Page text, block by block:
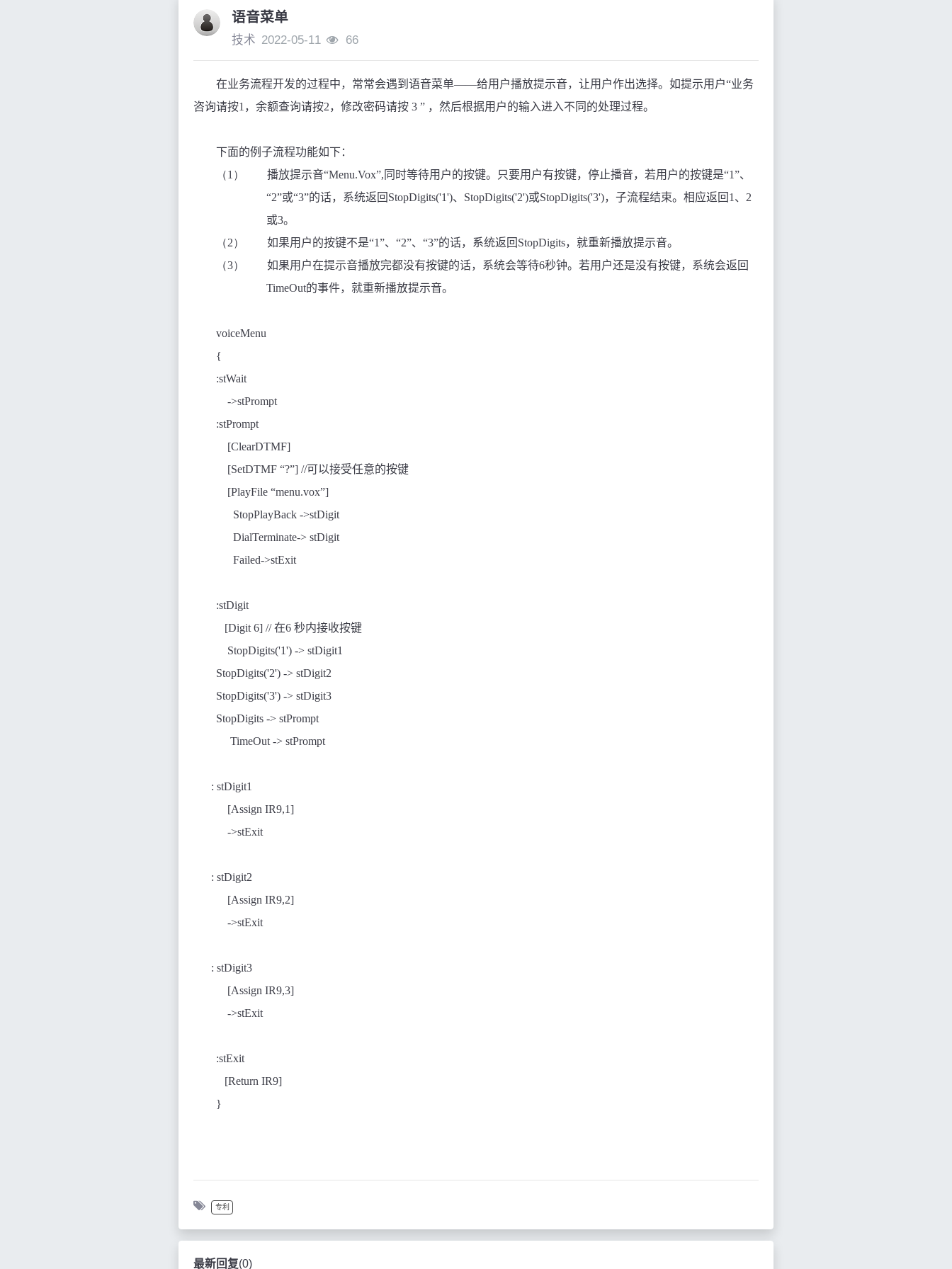
语音菜单
技术 2022-05-11 66
在业务流程开发的过程中，常常会遇到语音菜单——给用户播放提示音，让用户作出选择。如提示用户“业务
咨询请按1 ，余额查询请按2，修改密码请按 3 ” ，然后根据用户的输入进入不同的处理过程。
下面的例子流程功能如下：
（1）
播放提示音“Menu.Vox”, 同时等待用户的按键。只要用户有按键，停止播音，若用户的按键是“1”、
“2”或“3”的话，系统返回 StopDigits('1')、 StopDigits('2')或StopDigits('3')， 子流程结束。相应返回 1 、 2
或3。
（2）
如果用户的按键不是“1”、“2”、“3”的话，系统返回 StopDigits， 就重新播放提示音。
（3）
如果用户在提示音播放完都没有按键的话，系统会等待6秒钟。若用户还是没有按键，系统会返回
TimeOut的事件，就重新播放提示音。
voiceMenu
{
:stWait
->stPrompt
:stPrompt
[ClearDTMF]
[SetDTMF “?”] //可以接受任意的按键
[PlayFile “menu.vox”]
StopPlayBack ->stDigit
DialTerminate-> stDigit
Failed->stExit
:stDigit
[Digit 6] //在6 秒内接收按键
StopDigits('1') -> stDigit1
StopDigits('2') -> stDigit2
StopDigits('3') -> stDigit3
StopDigits -> stPrompt
TimeOut -> stPrompt
: stDigit1
[Assign IR9,1]
->stExit
: stDigit2
[Assign IR9,2]
->stExit
: stDigit3
[Assign IR9,3]
->stExit
:stExit
[Return IR9]
}
专利
最新回复(0)